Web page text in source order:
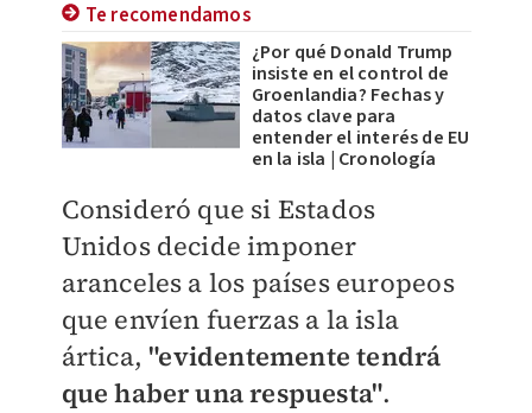
Te recomendamos
¿Por qué Donald Trump
insiste en el control de
Groenlandia? Fechas y
datos clave para
entender el interés de EU
en la isla | Cronología
Consideró que si Estados
Unidos decide imponer
aranceles a los países europeos
que envíen fuerzas a la isla
ártica,"evidentemente tendrá
que haber una respuesta".